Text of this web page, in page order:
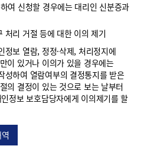
여 신청할 경우에는 대리인 신분증과
처리 거절 등에 대한 이의 제기
정보 열람, 정정·삭제, 처리정지에
이 있거나 이의가 있을 경우에는
성하여 열람여부의 결정통지를 받은
의 결정이 있는 것으로 보는 날부터
정보 보호담당자에게 이의제기를 할